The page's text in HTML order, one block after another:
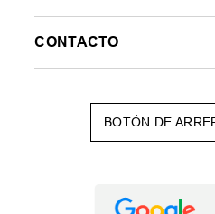
CONTACTO
BOTÓN DE